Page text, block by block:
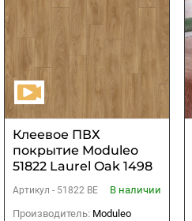
Клеевое ПВХ
покрытие Moduleo
51822 Laurel Oak 1498
Артикул - 51822 BE
В наличии
Производитель: Moduleo